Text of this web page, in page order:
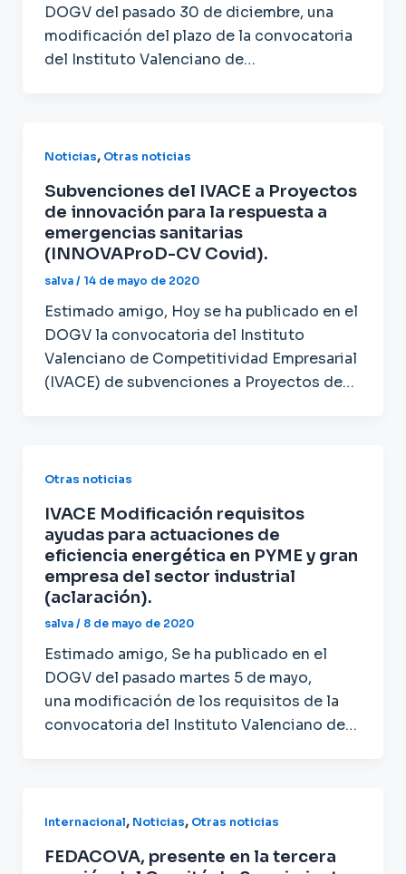
DOGV del pasado 30 de diciembre, una
modificación del plazo de la convocatoria
del Instituto Valenciano de…
Noticias, Otras noticias
Subvenciones del IVACE a Proyectos
de innovación para la respuesta a
emergencias sanitarias
(INNOVAProD-CV Covid).
salva / 14 de mayo de 2020
Estimado amigo, Hoy se ha publicado en el
DOGV la convocatoria del Instituto
Valenciano de Competitividad Empresarial
(IVACE) de subvenciones a Proyectos de…
Otras noticias
IVACE Modificación requisitos
ayudas para actuaciones de
eficiencia energética en PYME y gran
empresa del sector industrial
(aclaración).
salva / 8 de mayo de 2020
Estimado amigo, Se ha publicado en el
DOGV del pasado martes 5 de mayo,
una modificación de los requisitos de la
convocatoria del Instituto Valenciano de…
Internacional, Noticias, Otras noticias
FEDACOVA, presente en la tercera